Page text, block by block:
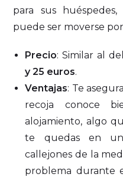
para sus
puede ser moverse
Precio: Similar al
y 25 euros.
Ventajas: Te
recoja conoce
alojamiento, algo
te quedas en
callejones de la
problema durante